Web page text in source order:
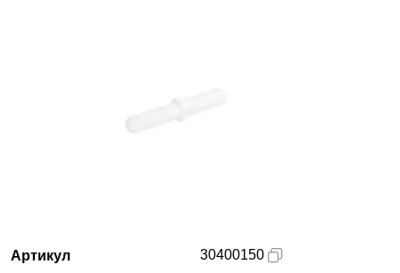
Партнеры
Артикул
30400150